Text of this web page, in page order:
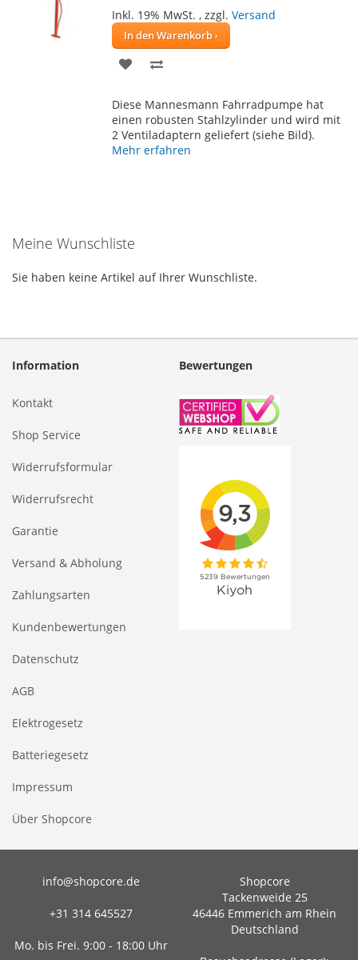
Inkl. 19% MwSt. , zzgl. Versand
In den Warenkorb
ZUR
HINZUFÜGEN
HINZUFÜGEN
Diese Mannesmann Fahrradpumpe hat
einen robusten Stahlzylinder und wird mit
2 Ventiladaptern geliefert (siehe Bild).
Mehr erfahren
Meine Wunschliste
Sie haben keine Artikel auf Ihrer Wunschliste.
Information
Kontakt
Shop Service
Widerrufsformular
Widerrufsrecht
Garantie
Versand & Abholung
Zahlungsarten
Kundenbewertungen
Datenschutz
AGB
Elektrogesetz
Batteriegesetz
Impressum
Über Shopcore
Bewertungen
info@shopcore.de
+31 314 645527
Mo. bis Frei. 9:00 - 18:00 Uhr
Shopcore
Tackenweide 25
46446 Emmerich am Rhein
Deutschland